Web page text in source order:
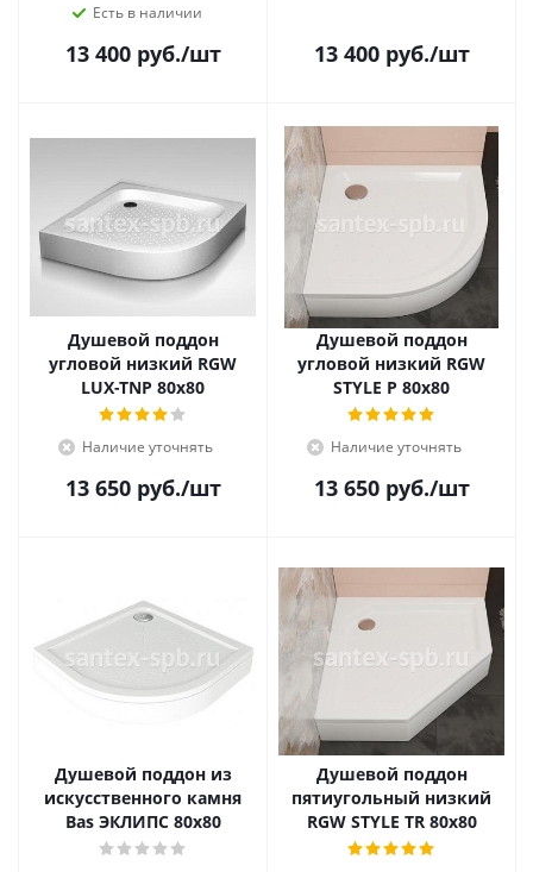
Есть в наличии
13 400руб./шт 13 400руб./шт
Душевой поддон
угловой низкий RGW
LUX-TNP 80x80
Наличие уточнять
13 650руб./шт
Душевой поддон
угловой низкий RGW
STYLE P 80x80
Наличие уточнять
13 650руб./шт
Душевой поддон из
искусственного камня
Bas ЭКЛИПС 80х80
Душевой поддон
пятиугольный низкий
RGW STYLE TR 80x80